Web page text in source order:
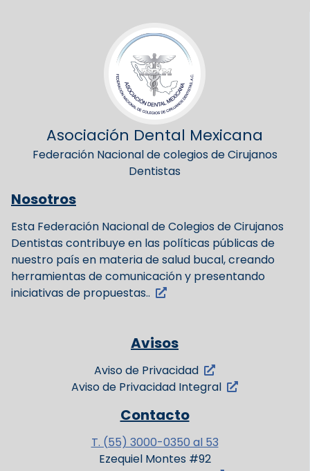
Asociación Dental Mexicana
Federación Nacional de colegios de Cirujanos
Dentistas
Nosotros
Esta Federación Nacional de Colegios de Cirujanos
Dentistas contribuye en las políticas públicas de
nuestro país en materia de salud bucal, creando
herramientas de comunicación y presentando
iniciativas de propuestas..
Avisos
Aviso de Privacidad
Aviso de Privacidad Integral
Contacto
T. (55) 3000-0350 al 53
Ezequiel Montes #92